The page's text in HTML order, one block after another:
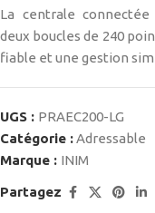
La centrale connectée
deux boucles de 240
fiable et une gestion
UGS : PRAEC200-LG
Catégorie :Adressable
Marque : INIM
Partagez